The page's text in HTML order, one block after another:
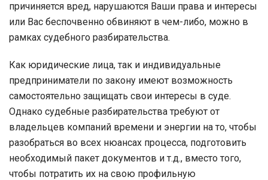
причиняется вред, нарушаются Ваши права и интересы
или Вас беспочвенно обвиняют в чем-либо, можно в
рамках судебного разбирательства.
Как юридические лица, так и индивидуальные
предприниматели по закону имеют возможность
самостоятельно защищать свои интересы в суде.
Однако судебные разбирательства требуют от
владельцев компаний времени и энергии на то, чтобы
разобраться во всех нюансах процесса, подготовить
необходимый пакет документов и т.д., вместо того,
чтобы потратить их на свою профильную